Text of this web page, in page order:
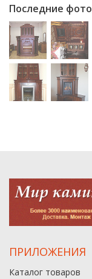
Последние фото
ПРИЛОЖЕНИЯ
Каталог товаров